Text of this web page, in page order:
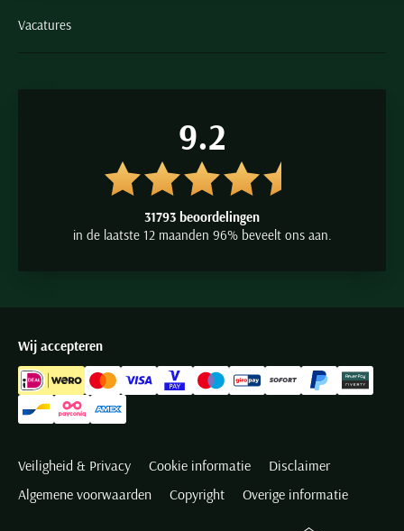
Vacatures
9.2
31793 beoordelingen
in de laatste 12 maanden 96% beveelt ons aan.
Wij accepteren
Veiligheid & Privacy Cookie informatie
Disclaimer
Algemene voorwaarden
Copyright Overige informatie